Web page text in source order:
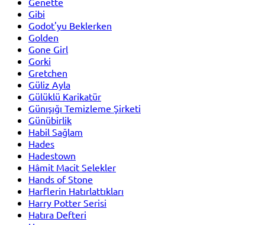
Gibi
Godot'yu Beklerken
Golden
Gone Girl
Gorki
Gretchen
Güliz Ayla
Gülüklü Karikatür
Günışığı Temizleme Şirketi
Günübirlik
Habil Sağlam
Hades
Hadestown
Hâmit Macit Selekler
Hands of Stone
Harflerin Hatırlattıkları
Harry Potter Serisi
Hatıra Defteri